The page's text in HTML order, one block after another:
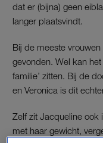
dat er (bijna) geen
langer plaatsvindt.
Bij de meeste
gevonden. Wel kan
familie’ zitten. Bij de
en Veronica is dit
Zelf zit Jacqueline ook
met haar gewicht,